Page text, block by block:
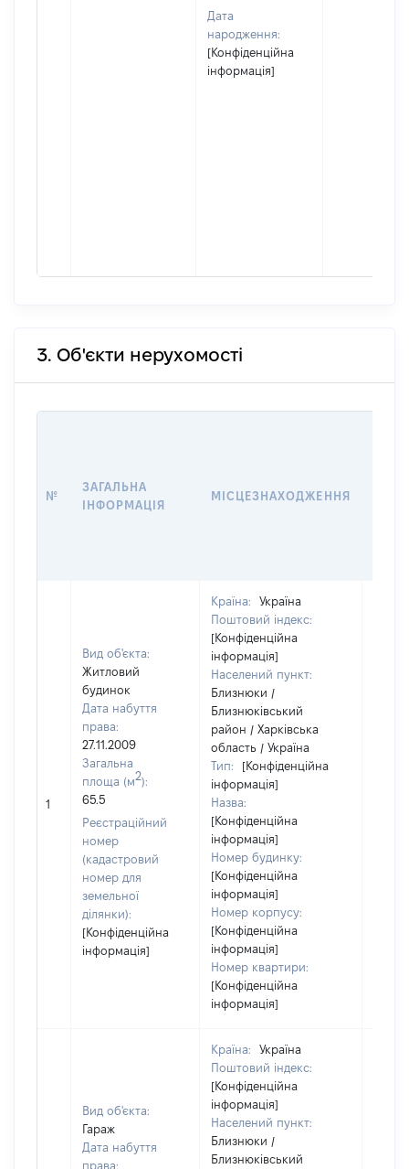
Дата
народження:
[Конфіденційна
інформація]
3. Об'єкти нерухомості
№
ЗАГАЛЬНА
ІНФОРМАЦІЯ
МІСЦЕЗНАХОДЖЕННЯ
1
Вид об'єкта:
Житловий
будинок
Дата набуття
права:
27.11.2009
Загальна
площа (м2):
65.5
Реєстраційний
номер
(кадастровий
номер для
земельної
ділянки):
[Конфіденційна
інформація]
Країна:
Україна
Поштовий індекс:
[Конфіденційна
інформація]
Населений пункт:
Близнюки /
Близнюківський
район / Харківська
область / Україна
Тип:
[Конфіденційна
інформація]
Назва:
[Конфіденційна
інформація]
Номер будинку:
[Конфіденційна
інформація]
Номер корпусу:
[Конфіденційна
інформація]
Номер квартири:
[Конфіденційна
інформація]
Вид об'єкта:
Гараж
Дата набуття
права:
Країна:
Україна
Поштовий індекс:
[Конфіденційна
інформація]
Населений пункт:
Близнюки /
Близнюківський